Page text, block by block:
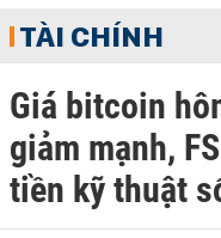
TÀI CHÍNH
Giá bitcoin
giảm mạnh,
tiền kỹ thuật